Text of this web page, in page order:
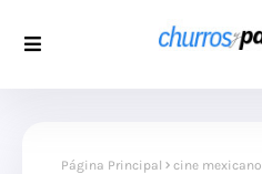
Página Principal cine mexicano